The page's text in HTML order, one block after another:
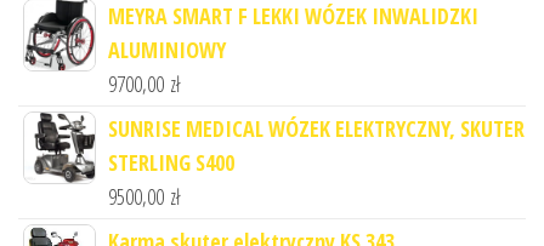
MEYRA SMART F LEKKI WÓZEK INWALIDZKI
ALUMINIOWY
9700,00 zł
SUNRISE MEDICAL WÓZEK ELEKTRYCZNY, SKUTER
STERLING S400
9500,00 zł